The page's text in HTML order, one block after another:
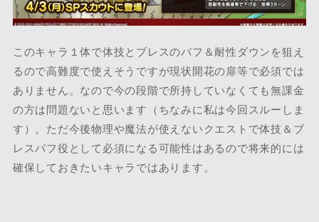
このキャラ１体で体技とブレスのバフ＆耐性ダウンを狙え
るので高難度で使えそうですが現状開花の扉等で必須では
ありません。なので今の段階で所持していなくても無課金
の方は問題ないと思います（ちなみに私は今回スルーしま
す）。ただ今後物理や魔法が使えないクエストで体技＆ブ
レスバフ役として必須になる可能性はあるので将来的には
確保しておきたいキャラではあります。